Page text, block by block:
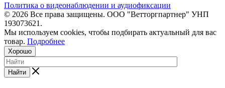
Политика о видеонаблюдении и аудиофиксации
© 2026 Все права защищены. ООО "Ветторгпартнер" УНП
193073621.
Мы используем cookies, чтобы подбирать актуальный для вас
товар. Подробнее
Хорошо
Найти